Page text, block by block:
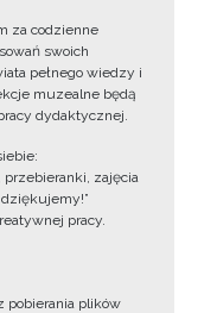
za codzienne
swoich
pełnego wiedzy i
muzealne będą
dydaktycznej.
przebieranki, zajęcia
pracy.
pobierania plików